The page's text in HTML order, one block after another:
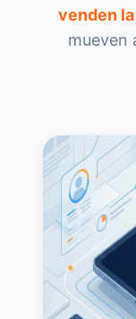
venden
mueven